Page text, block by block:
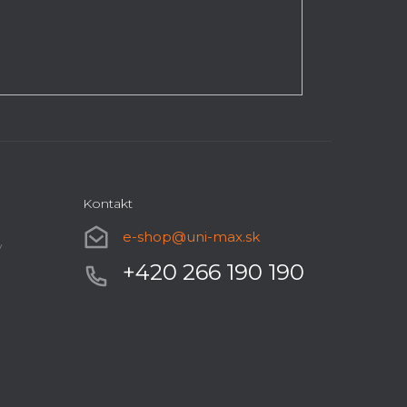
Kontakt
e-shop@uni-max.sk
+420 266 190 190